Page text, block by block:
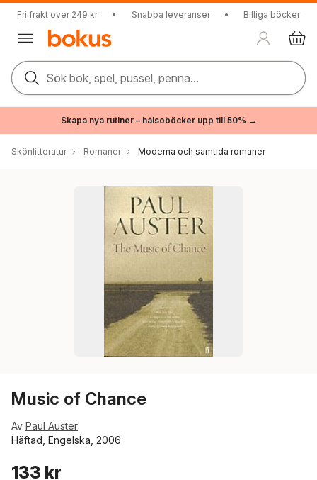
Fri frakt över 249 kr • Snabba leveranser • Billiga böcker
Sök bok, spel, pussel, penna...
Skapa nya rutiner – hälsoböcker upp till 50% →
Skönlitteratur Romaner Moderna och samtida romaner
Music of Chance
Av Paul Auster
Häftad, Engelska, 2006
133 kr